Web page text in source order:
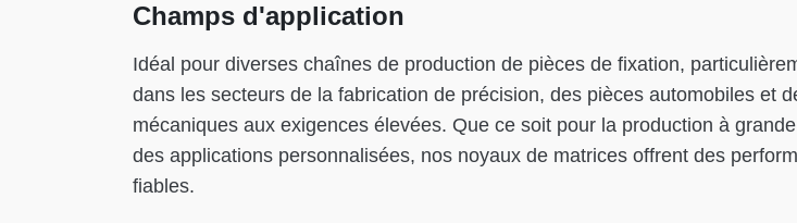
Champs d'application
Idéal pour diverses chaînes de production de pièces de fixation,
dans les secteurs de la fabrication de précision, des pièces automobiles et
mécaniques aux exigences élevées. Que ce soit pour la production à
des applications personnalisées, nos noyaux de matrices offrent des
fiables.